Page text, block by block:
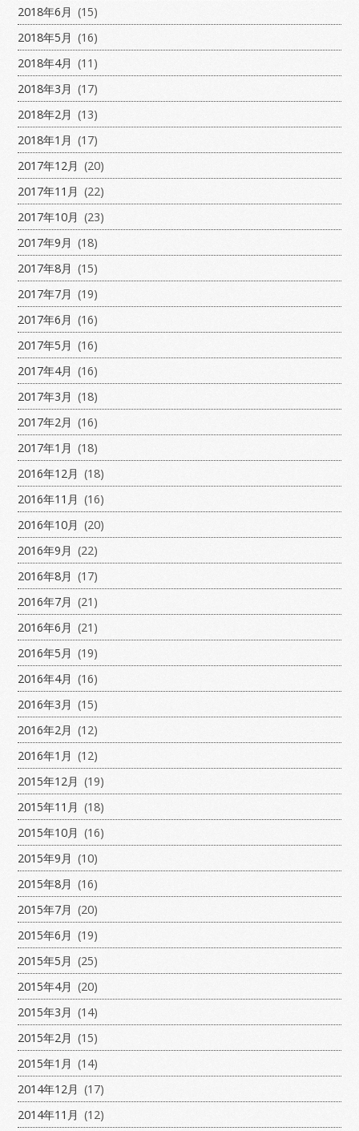
2018年6月 (15)
2018年5月 (16)
2018年4月 (11)
2018年3月 (17)
2018年2月 (13)
2018年1月 (17)
2017年12月 (20)
2017年11月 (22)
2017年10月 (23)
2017年9月 (18)
2017年8月 (15)
2017年7月 (19)
2017年6月 (16)
2017年5月 (16)
2017年4月 (16)
2017年3月 (18)
2017年2月 (16)
2017年1月 (18)
2016年12月 (18)
2016年11月 (16)
2016年10月 (20)
2016年9月 (22)
2016年8月 (17)
2016年7月 (21)
2016年6月 (21)
2016年5月 (19)
2016年4月 (16)
2016年3月 (15)
2016年2月 (12)
2016年1月 (12)
2015年12月 (19)
2015年11月 (18)
2015年10月 (16)
2015年9月 (10)
2015年8月 (16)
2015年7月 (20)
2015年6月 (19)
2015年5月 (25)
2015年4月 (20)
2015年3月 (14)
2015年2月 (15)
2015年1月 (14)
2014年12月 (17)
2014年11月 (12)